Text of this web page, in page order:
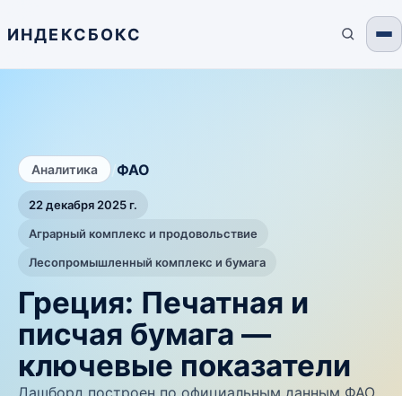
ИНДЕКСБОКС
Аналитика ФАО
22 декабря 2025 г.
Аграрный комплекс и продовольствие
Лесопромышленный комплекс и бумага
Греция: Печатная и
писчая бумага —
ключевые показатели
Дашборд построен по официальным данным ФАО